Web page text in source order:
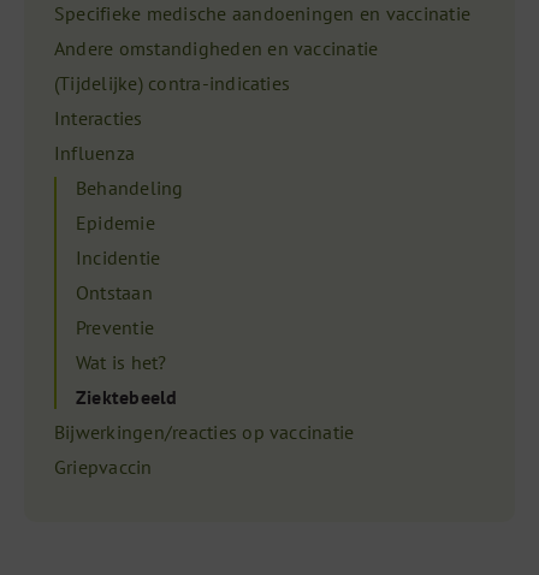
Specifieke medische aandoeningen en vaccinatie
Andere omstandigheden en vaccinatie
(Tijdelijke) contra-indicaties
Interacties
Influenza
Behandeling
Epidemie
Incidentie
Ontstaan
Preventie
Wat is het?
Ziektebeeld
Bijwerkingen/reacties op vaccinatie
Griepvaccin